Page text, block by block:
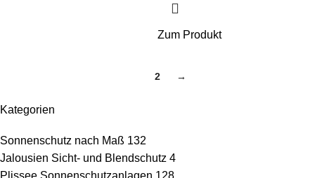
Kategorien
Sonnenschutz nach Maß 132
Jalousien Sicht- und Blendschutz 4
Zum Produkt
2 →